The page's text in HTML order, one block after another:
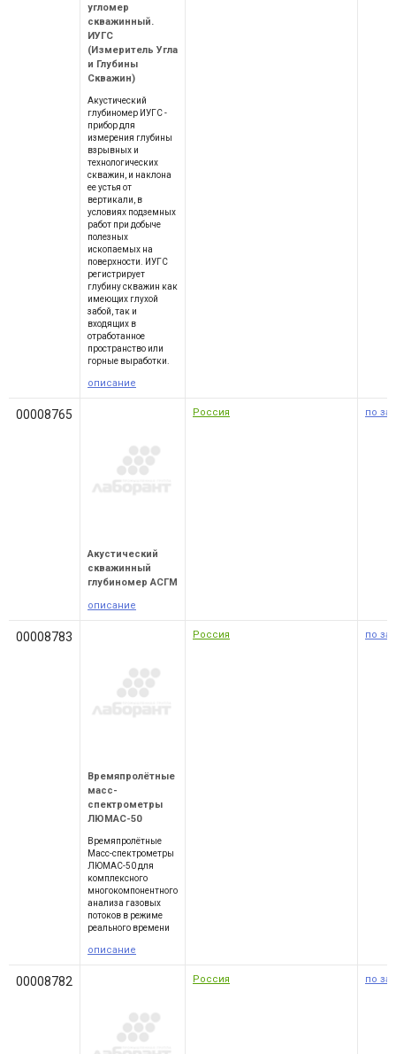
угломер
скважинный.
ИУГС
(Измеритель Угла
и Глубины
Скважин)
Акустический
глубиномер ИУГС -
прибор для
измерения глубины
взрывных и
технологических
скважин, и наклона
ее устья от
вертикали, в
условиях подземных
работ при добыче
полезных
ископаемых на
поверхности. ИУГС
регистрирует
глубину скважин как
имеющих глухой
забой, так и
входящих в
отработанное
пространство или
горные выработки.
описание
00008765
Акустический
скважинный
глубиномер АСГМ
описание
Россия по
00008783
Времяпролётные
масс-
спектрометры
ЛЮМАС-50
Времяпролётные
Масс-спектрометры
ЛЮМАС-50 для
комплексного
многокомпонентного
анализа газовых
потоков в режиме
реального времени
описание
Россия по
00008782 Россия по